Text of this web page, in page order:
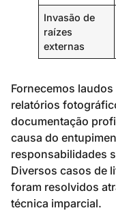
Invasão de
raízes
externas
Fornecemos
relatórios
documentação
causa do
responsabilidades
Diversos casos de
foram resolvidos
técnica imparcial.